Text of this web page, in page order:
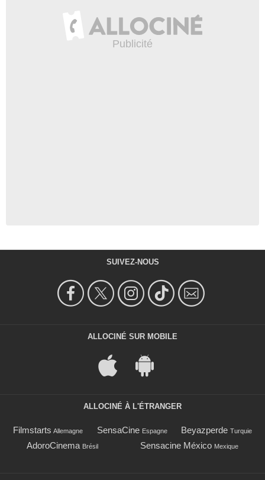
SUIVEZ-NOUS
ALLOCINÉ SUR MOBILE
ALLOCINÉ À L'ÉTRANGER
Filmstarts Allemagne SensaCine Espagne Beyazperde Turquie
AdoroCinema Brésil Sensacine México Mexique